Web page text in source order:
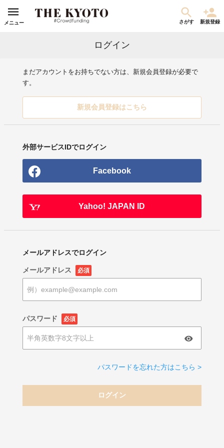
メニュー さがす 新規登録
ログイン
まだアカウントをお持ちでない方は、新規会員登録が必要で
す。
新規会員登録はこちら
外部サービスIDでログイン
Facebook
Yahoo! JAPAN ID
メールアドレスでログイン
メールアドレス 必須
パスワード 必須
パスワードを忘れた方はこちら >
ログイン